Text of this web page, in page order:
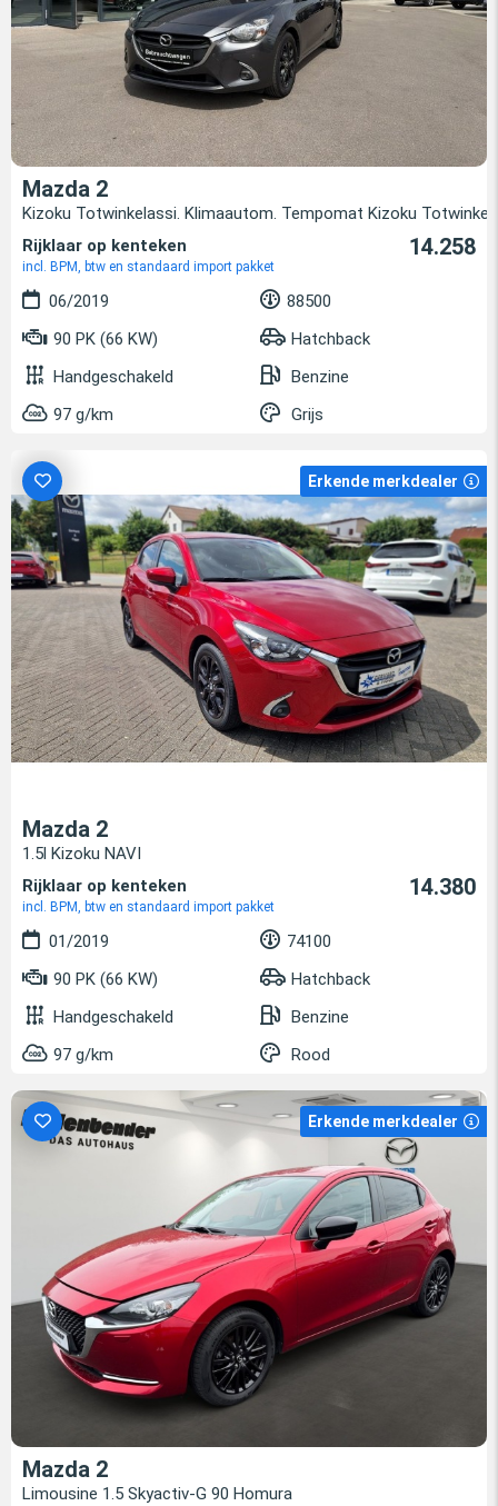
Mazda 2
Kizoku Totwinkelassi. Klimaautom. Tempomat Kizoku
Rijklaar op kenteken
incl. BPM, btw en standaard import pakket
14.258
06/2019
88500
90 PK (66 KW)
Hatchback
Handgeschakeld
Benzine
97 g/km
Grijs
Erkende merkdealer
Mazda 2
1.5l Kizoku NAVI
Rijklaar op kenteken
incl. BPM, btw en standaard import pakket
14.380
01/2019
74100
90 PK (66 KW)
Hatchback
Handgeschakeld
Benzine
97 g/km
Rood
Erkende merkdealer
Mazda 2
Limousine 1.5 Skyactiv-G 90 Homura